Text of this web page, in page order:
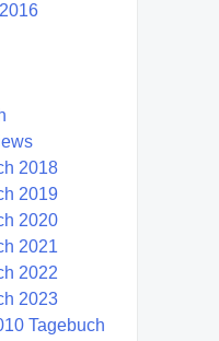
2018
2019
2020
2021
2022
2023
Tagebuch